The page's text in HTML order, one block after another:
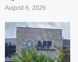
August 6, 2026